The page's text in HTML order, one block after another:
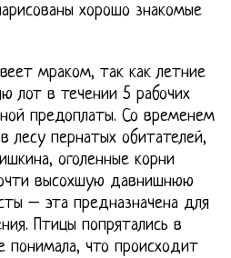
хорошо знакомые
мраком, так как летние
лот в течении 5 рабочих
предоплаты. Со временем
лесу пернатых обитателей,
оголенные корни
высохшую давнишнюю
– эта предназначена для
Птицы попрятались в
понимала, что происходит